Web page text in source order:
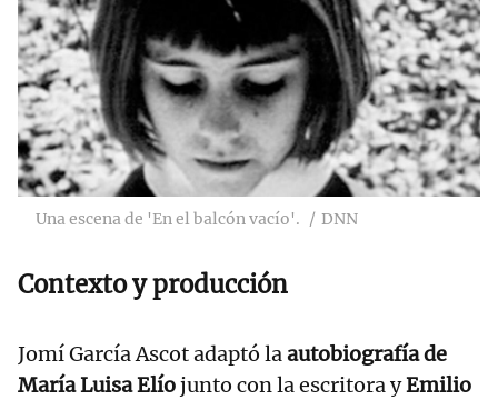
Una escena de 'En el balcón vacío'. DNN
Contexto y producción
Jomí García Ascot adaptó laautobiografía de
María Luisa Elíojunto con la escritora yEmilio